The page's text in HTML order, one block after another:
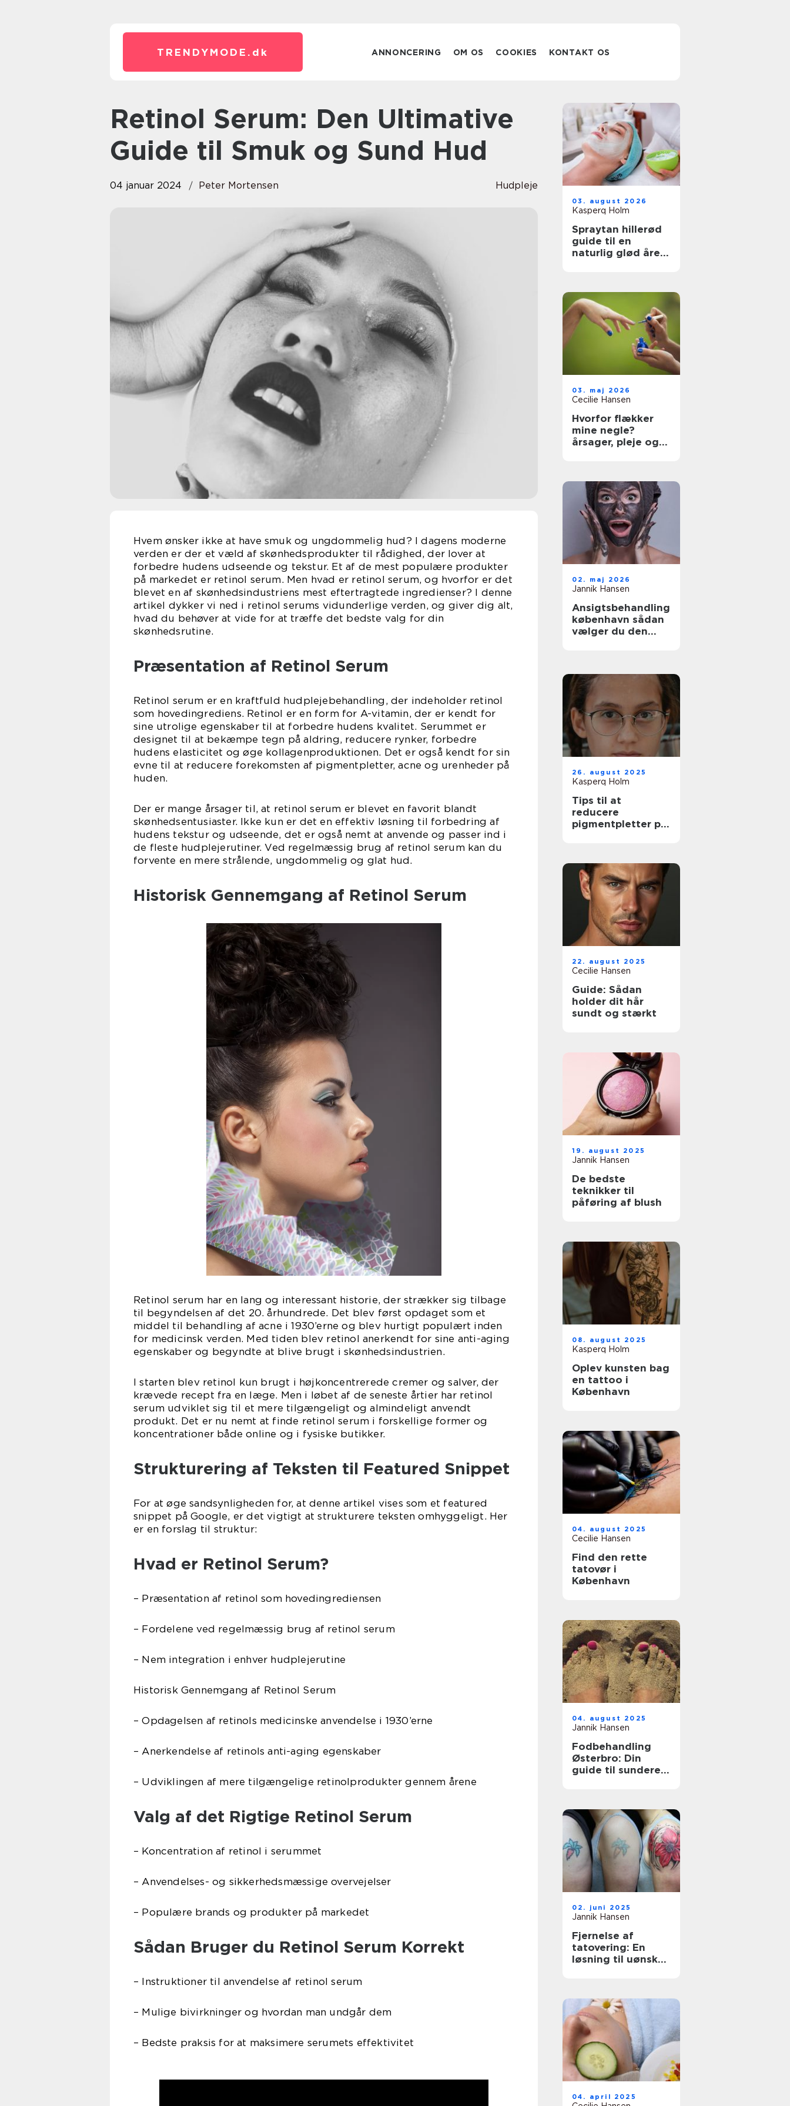
TRENDYMODE. dk ANNONCERING OM OS COOKIES KONTAKT OS
Retinol Serum: Den Ultimative
Guide til Smuk og Sund Hud
04 januar 2024 Peter Mortensen Hudpleje
Hvem ønsker ikke at have smuk og ungdommelig hud? I dagens moderne
verden er der et væld af skønhedsprodukter til rådighed, der lover at
forbedre hudens udseende og tekstur. Et af de mest populære produkter
på markedet er retinol serum. Men hvad er retinol serum, og hvorfor er det
blevet en af skønhedsindustriens mest eftertragtede ingredienser? I denne
artikel dykker vi ned i retinol serums vidunderlige verden, og giver dig alt,
hvad du behøver at vide for at træffe det bedste valg for din
skønhedsrutine.
Præsentation af Retinol Serum
Retinol serum er en kraftfuld hudplejebehandling, der indeholder retinol
som hovedingrediens. Retinol er en form for A-vitamin, der er kendt for
sine utrolige egenskaber til at forbedre hudens kvalitet. Serummet er
designet til at bekæmpe tegn på aldring, reducere rynker, forbedre
hudens elasticitet og øge kollagenproduktionen. Det er også kendt for sin
evne til at reducere forekomsten af pigmentpletter, acne og urenheder på
huden.
Der er mange årsager til, at retinol serum er blevet en favorit blandt
skønhedsentusiaster. Ikke kun er det en effektiv løsning til forbedring af
hudens tekstur og udseende, det er også nemt at anvende og passer ind i
de fleste hudplejerutiner. Ved regelmæssig brug af retinol serum kan du
forvente en mere strålende, ungdommelig og glat hud.
Historisk Gennemgang af Retinol Serum
Retinol serum har en lang og interessant historie, der strækker sig tilbage
til begyndelsen af det 20. århundrede. Det blev først opdaget som et
middel til behandling af acne i 1930’erne og blev hurtigt populært inden
for medicinsk verden. Med tiden blev retinol anerkendt for sine anti-aging
egenskaber og begyndte at blive brugt i skønhedsindustrien.
I starten blev retinol kun brugt i højkoncentrerede cremer og salver, der
krævede recept fra en læge. Men i løbet af de seneste årtier har retinol
serum udviklet sig til et mere tilgængeligt og almindeligt anvendt
produkt. Det er nu nemt at finde retinol serum i forskellige former og
koncentrationer både online og i fysiske butikker.
Strukturering af Teksten til Featured Snippet
For at øge sandsynligheden for, at denne artikel vises som et featured
snippet på Google, er det vigtigt at strukturere teksten omhyggeligt. Her
er en forslag til struktur:
Hvad er Retinol Serum?
– Præsentation af retinol som hovedingrediensen
– Fordelene ved regelmæssig brug af retinol serum
– Nem integration i enhver hudplejerutine
Historisk Gennemgang af Retinol Serum
– Opdagelsen af retinols medicinske anvendelse i 1930’erne
– Anerkendelse af retinols anti-aging egenskaber
– Udviklingen af mere tilgængelige retinolprodukter gennem årene
Valg af det Rigtige Retinol Serum
– Koncentration af retinol i serummet
– Anvendelses- og sikkerhedsmæssige overvejelser
– Populære brands og produkter på markedet
Sådan Bruger du Retinol Serum Korrekt
– Instruktioner til anvendelse af retinol serum
– Mulige bivirkninger og hvordan man undgår dem
– Bedste praksis for at maksimere serumets effektivitet
03. august 2026
Kasperq Holm
Spraytan hillerød
guide til en
naturlig glød året
03. maj 2026
Cecilie Hansen
Hvorfor flækker
mine negle?
årsager, pleje og
02. maj 2026
Jannik Hansen
Ansigtsbehandling
københavn sådan
vælger du den
26. august 2025
Kasperq Holm
Tips til at
reducere
pigmentpletter på
22. august 2025
Cecilie Hansen
Guide: Sådan
holder dit hår
sundt og stærkt
19. august 2025
Jannik Hansen
De bedste
teknikker til
påføring af blush
08. august 2025
Kasperq Holm
Oplev kunsten bag
en tattoo i
København
04. august 2025
Cecilie Hansen
Find den rette
tatovør i
København
04. august 2025
Jannik Hansen
Fodbehandling
Østerbro: Din
guide til sundere
02. juni 2025
Jannik Hansen
Fjernelse af
tatovering: En
løsning til uønsket
04. april 2025